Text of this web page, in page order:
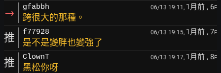
→ gfabbh 06/13 19:11, 1月前 , 6F
跨很大的那種。
推 f77928 06/13 19:15, 1月前 , 7F
是不是變胖也變強了
推 ClownT 06/13 19:17, 1月前 , 8F
黑松你呀